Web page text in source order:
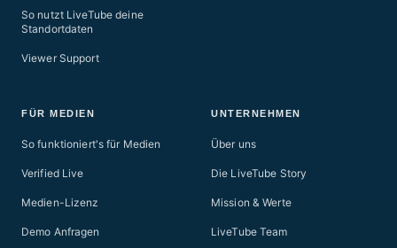
So nutzt LiveTube deine
Standortdaten
Viewer Support
FÜR MEDIEN
So funktioniert's für Medien
Verified Live
Medien-Lizenz
Demo Anfragen
UNTERNEHMEN
Über uns
Die LiveTube Story
Mission & Werte
LiveTube Team